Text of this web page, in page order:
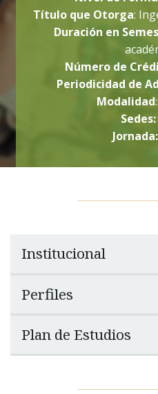
Título que Otorga:
Duración en
Número de
Periodicidad de
Modalidad
Sedes:
Jornada:
Institucional
Perfiles
Plan de Estudios